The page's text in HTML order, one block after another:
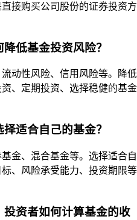
接购买公司股份的证券投资方
低基金投资风险？
动性风险、信用风险等。降低
、定期投资、选择稳健的基金
适合自己的基金？
金、混合基金等。选择适合自
、风险承受能力、投资期限等
资者如何计算基金的收